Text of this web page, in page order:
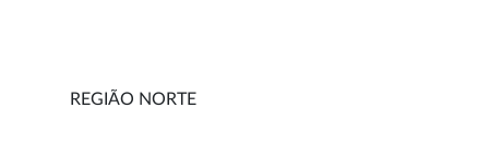
REGIÃO NORTE